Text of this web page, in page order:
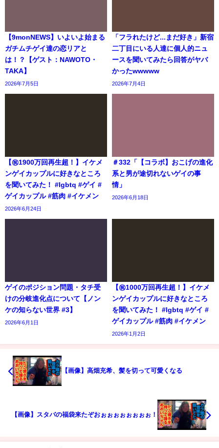
【9monNEWS】いよいよ始まる
ガチムチゲイ達の恋リアと
は！？【ゲスト：NAWOTO・
TAKA】
2026年7月5日
「フラれたけど...まだ好き」新宿
二丁目にいる人達に個人的ニュ
ースを聞いてみたら回答がヤバ
かったwwwww
2026年7月4日
【㊗️1900万回再生超！】イケメ
ンゲイカップルに好きなところ
を聞いてみた！ #lgbtq #ゲイ #
ゲイカップル #筋肉 #イケメン
2026年6月24日
＃332「【コラボ】おこげの進化
系と男が途切れないゲイの事
情」
2026年6月18日
ゲイのポジション問題・タチ受
けの分岐進化点について【ノン
ケの知らない世界 #3】
2026年6月1日
【㊗️1000万回再生超！】イケメ
ンゲイカップルに好きなところ
を聞いてみた！ #lgbtq #ゲイ #
ゲイカップル #筋肉 #イケメン
2026年1月2日
【画像】高畑充希、髪を切って可愛くなる
【画像】スタバの福袋来たぞおぉぉぉぉぉぉぉぉ！